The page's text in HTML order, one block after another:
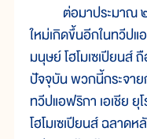
ต่อมาประมาณ ๒
ใหม่เกิดขึ้นอีกในทวีป
มนุษย์ โฮโมเซเปียนส์
ปัจจุบัน พวกนี้กระจา
ทวีปแอฟริกา เอเชีย ยุ
โฮโมเซเปียนส์ ฉลาด